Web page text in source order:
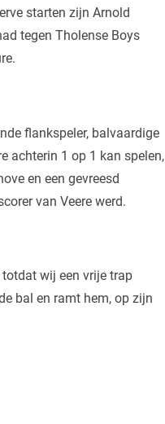
starten zijn Arnold
tegen Tholense Boys
flankspeler, balvaardige
achterin 1 op 1 kan spelen,
en een gevreesd
van Veere werd.
wij een vrije trap
bal en ramt hem, op zijn